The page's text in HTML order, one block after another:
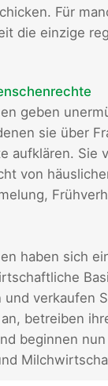
Für
die einzige
geben
sie über
aufklären. Sie
von
haben sich
und verkaufen
betreiben
beginnen